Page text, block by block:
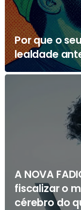
Por que o
lealdade
A NOVA
fiscalizar o
cérebro do